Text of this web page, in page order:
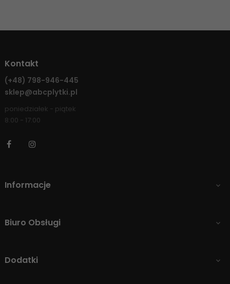
Kontakt
(+48) 798-946-445
sklep@abcplytki.pl
poniedziałek - piątek
8:00 - 17:00
Facebook
Informacje 
Biuro Obsługi 
Dodatki 